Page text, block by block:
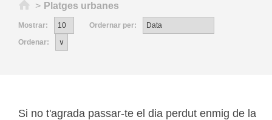
Inici
> Platges urbanes
Mostrar:
Ordernar per:
Ordenar:
Si no t'agrada passar-te el dia perdut enmig de la